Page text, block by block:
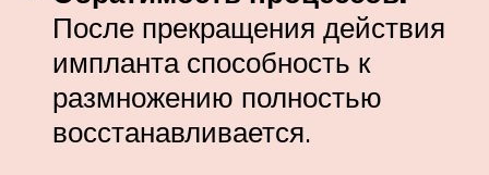
После прекращения действия
импланта способность к
размножению полностью
восстанавливается.